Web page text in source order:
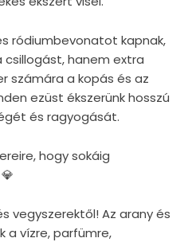
ródiumbevonatot kapnak,
hanem extra
számára a kopás és az
ezüst ékszerünk hosszú
és ragyogását.
hogy sokáig
vegyszerektől! Az arany és
a vízre, parfümre,